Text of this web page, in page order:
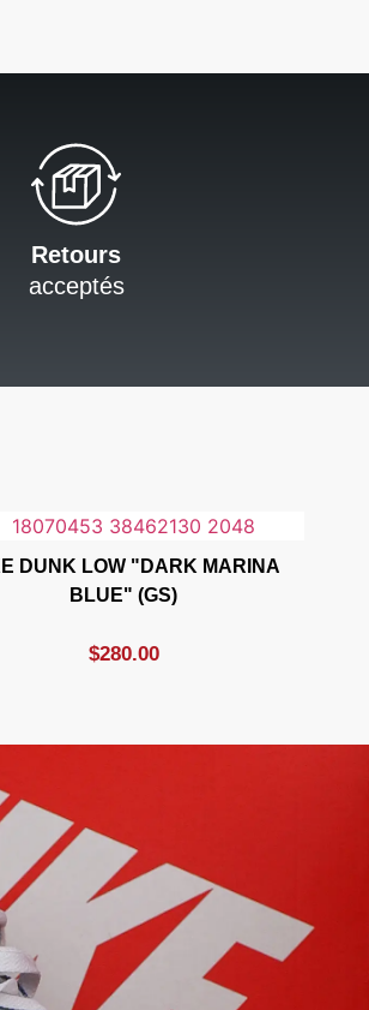
Retours
acceptés
DUNK LOW "DARK MARINA
BLUE" (GS)
$280.00